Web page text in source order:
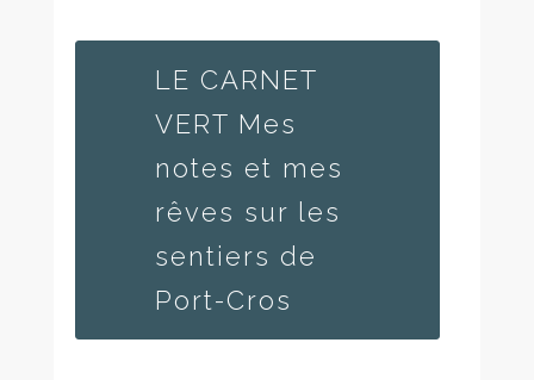
LE CARNET
VERT Mes
notes et mes
rêves sur les
sentiers de
Port-Cros